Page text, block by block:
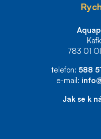
783 01
telefon: 588
e-mail:
Jak se k